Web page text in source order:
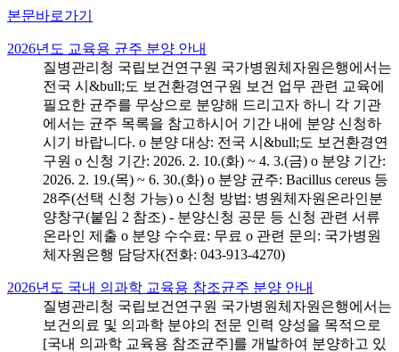
본문바로가기
2026년도 교육용 균주 분양 안내
질병관리청 국립보건연구원 국가병원체자원은행에서는
전국 시&bull;도 보건환경연구원 보건 업무 관련 교육에
필요한 균주를 무상으로 분양해 드리고자 하니 각 기관
에서는 균주 목록을 참고하시어 기간 내에 분양 신청하
시기 바랍니다. o 분양 대상: 전국 시&bull;도 보건환경연
구원 o 신청 기간: 2026. 2. 10.(화) ~ 4. 3.(금) o 분양 기간:
2026. 2. 19.(목) ~ 6. 30.(화) o 분양 균주: Bacillus cereus 등
28주(선택 신청 가능) o 신청 방법: 병원체자원온라인분
양창구(붙임 2 참조) - 분양신청 공문 등 신청 관련 서류
온라인 제출 o 분양 수수료: 무료 o 관련 문의: 국가병원
체자원은행 담당자(전화: 043-913-4270)
2026년도 국내 의과학 교육용 참조균주 분양 안내
질병관리청 국립보건연구원 국가병원체자원은행에서는
보건의료 및 의과학 분야의 전문 인력 양성을 목적으로
[국내 의과학 교육용 참조균주]를 개발하여 분양하고 있